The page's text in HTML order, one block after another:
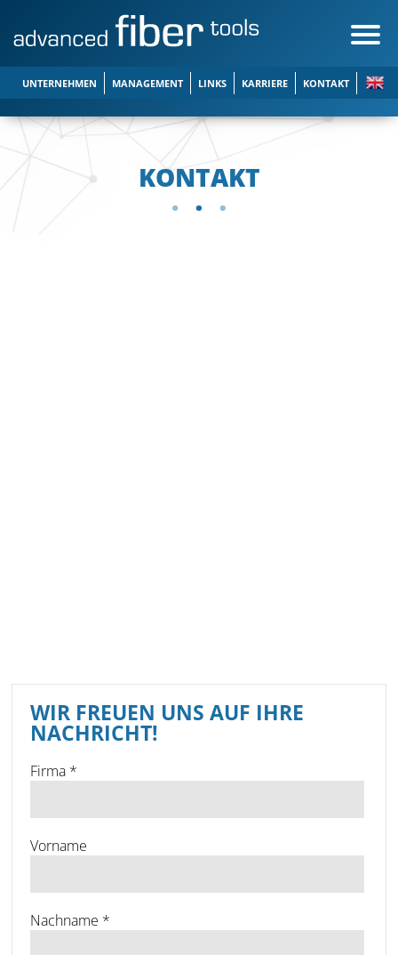
UNTERNEHMEN MANAGEMENT LINKS KARRIERE KONTAKT
KONTAKT
WIR FREUEN UNS AUF IHRE
NACHRICHT!
Firma *
Vorname
Nachname *